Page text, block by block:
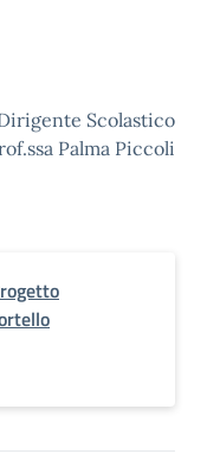
Scolastico
Palma Piccoli